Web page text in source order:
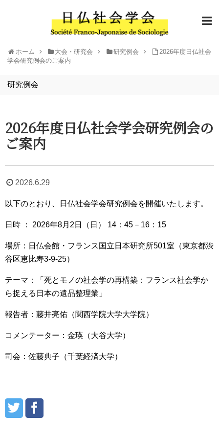
ホーム 大会・研究会 研究例会
2026年度日仏社会
学会研究例会のご案内
研究例会
2026年度日仏社会学会研究例会の
ご案内
2026.6.29
以下のとおり、日仏社会学会研究例会を開催いたします。
日時 ： 2026年8月2日（日） 14：45－16：15
場所：日仏会館・フランス国立日本研究所501室（東京都渋
谷区恵比寿3-9-25）
テーマ：「死とモノの社会学の再構築：フランス社会学か
ら捉える日本の遺品整理業」
報告者：藤井亮佑（関西学院大学大学院）
コメンテーター：金瑛（大谷大学）
司会：佐藤典子（千葉経済大学）